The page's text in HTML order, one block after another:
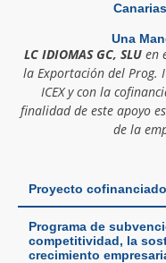
Una
LC IDIOMAS GC, SLUen
la Exportación del Prog.
ICEX y con la
finalidad de este apoyo
de la
Proyecto
Programa de
competitividad, la
crecimiento